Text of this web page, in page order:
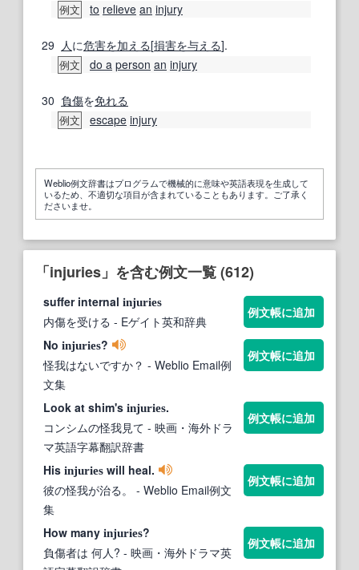
例文 to relieve an injury
29 人に危害を加える[損害を与える].
例文 do a person an injury
30 負傷を免れる
例文 escape injury
Weblio例文辞書はプログラムで機械的に意味や英語表現を生成して
いるため、不適切な項目が含まれていることもあります。ご了承く
ださいませ。
「injuries」を含む例文一覧 (612)
suffer internal injuries
内傷を受ける - Eゲイト英和辞典
例文帳に追加
No injuries?
怪我はないですか？ - Weblio Email例
文集
例文帳に追加
Look at shim's injuries.
コンシムの怪我見て - 映画・海外ドラ
マ英語字幕翻訳辞書
例文帳に追加
His injuries will heal.
彼の怪我が治る。
- Weblio Email例文
集
例文帳に追加
How many injuries?
負傷者は 何人? - 映画・海外ドラマ英
例文帳に追加